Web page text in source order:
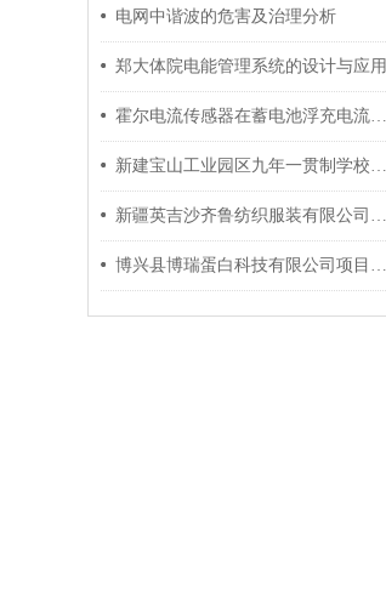
电网中谐波的危害及治理分析
郑大体院电能管理系统的设计与应用